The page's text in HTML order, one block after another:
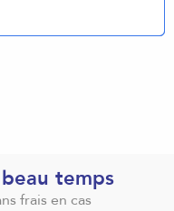
temps
frais en cas